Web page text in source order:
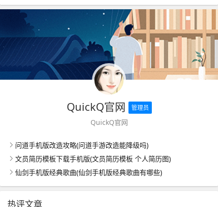
QuickQ官网 管理员
QuickQ官网
问道手机版改造攻略(问道手游改造能降级吗)
文员简历模板下载手机版(文员简历模板 个人简历图)
仙剑手机版经典歌曲(仙剑手机版经典歌曲有哪些)
热评文章